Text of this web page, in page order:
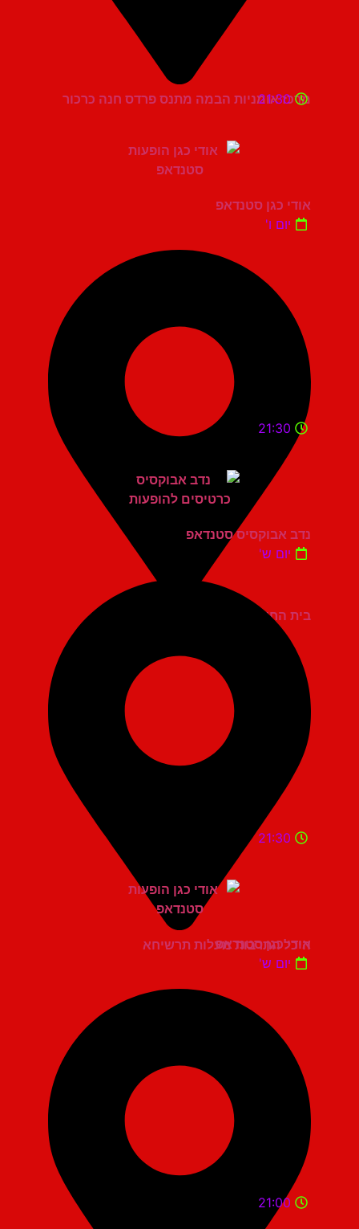
מרכז אומניות הבמה מתנס פרדס חנה כרכור
21:30
אודי כגן סטנדאפ
יום ו'
בית החייל תל אביב
21:30
נדב אבוקסיס סטנדאפ
יום ש'
היכל התרבות מעלות תרשיחא
21:30
אודי כגן סטנדאפ
יום ש'
21:00